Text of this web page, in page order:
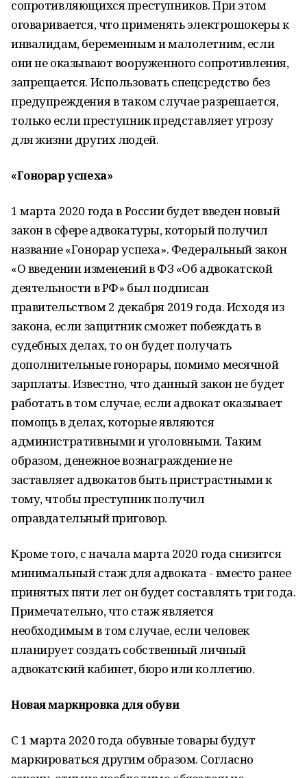
сопротивляющихся преступников. При этом
оговаривается, что применять электрошокеры к
инвалидам, беременным и малолетним, если
они не оказывают вооруженного сопротивления,
запрещается. Использовать спецсредство без
предупреждения в таком случае разрешается,
только если преступник представляет угрозу
для жизни других людей.
«Гонорар успеха»
1 марта 2020 года в России будет введен новый
закон в сфере адвокатуры, который получил
название «Гонорар успеха». Федеральный закон
«О введении изменений в ФЗ «Об адвокатской
деятельности в РФ» был подписан
правительством 2 декабря 2019 года. Исходя из
закона, если защитник сможет побеждать в
судебных делах, то он будет получать
дополнительные гонорары, помимо месячной
зарплаты. Известно, что данный закон не будет
работать в том случае, если адвокат оказывает
помощь в делах, которые являются
административными и уголовными. Таким
образом, денежное вознаграждение не
заставляет адвокатов быть пристрастными к
тому, чтобы преступник получил
оправдательный приговор.
Кроме того, с начала марта 2020 года снизится
минимальный стаж для адвоката - вместо ранее
принятых пяти лет он будет составлять три года.
Примечательно, что стаж является
необходимым в том случае, если человек
планирует создать собственный личный
адвокатский кабинет, бюро или коллегию.
Новая маркировка для обуви
С 1 марта 2020 года обувные товары будут
маркироваться другим образом. Согласно